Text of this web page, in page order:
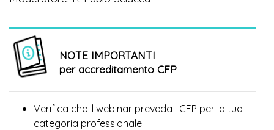
NOTE IMPORTANTI
per accreditamento CFP
Verifica che il webinar preveda i CFP per la tua
categoria professionale